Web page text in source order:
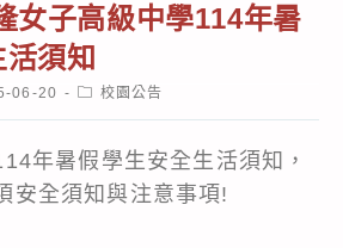
女子高級中學114年暑
須知
06-20
Post校園公告
年暑假學生安全生活須知，
安全須知與注意事項!